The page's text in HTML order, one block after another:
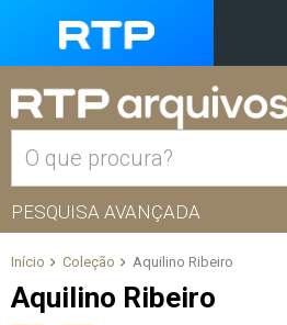
PESQUISA AVANÇADA
Início Coleção Aquilino Ribeiro
Aquilino Ribeiro